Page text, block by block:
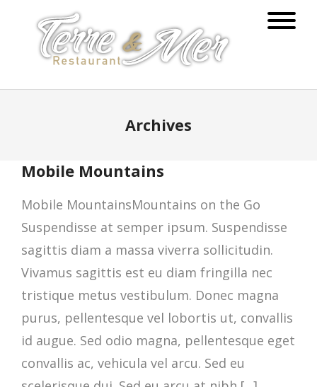
Archives
Mobile Mountains
Mobile MountainsMountains on the Go
Suspendisse at semper ipsum. Suspendisse
sagittis diam a massa viverra sollicitudin.
Vivamus sagittis est eu diam fringilla nec
tristique metus vestibulum. Donec magna
purus, pellentesque vel lobortis ut, convallis
id augue. Sed odio magna, pellentesque eget
convallis ac, vehicula vel arcu. Sed eu